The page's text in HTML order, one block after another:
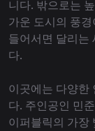
니다. 밖으로는
가운 도시의 풍
들어서면 달리는
다.
이곳에는 다양한
다. 주인공인 민
이퍼블릭의 가장